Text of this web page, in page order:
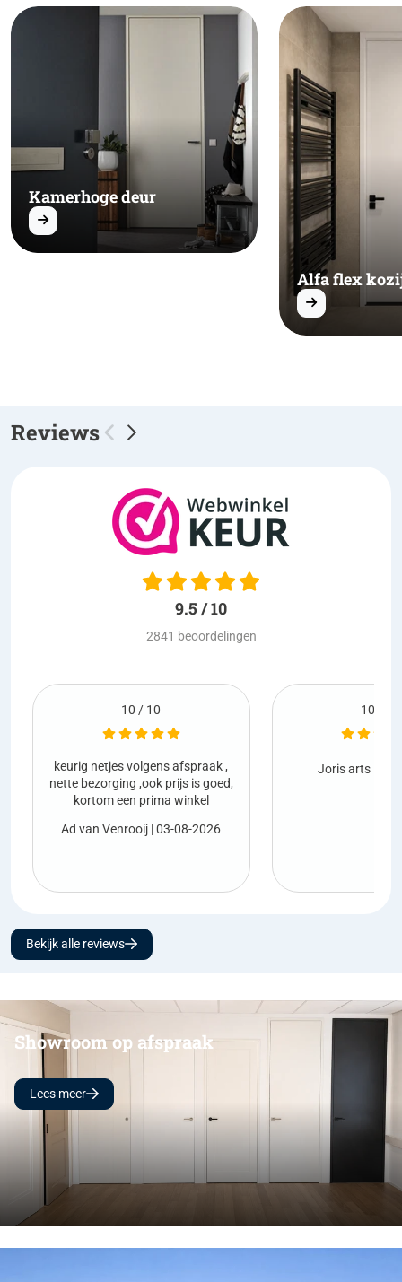
Kamerhoge deur
Alfa flex
Reviews
9.5 / 10
2841 beoordelingen
Joris arts| 01-08-2026 Netjes
Bekijk alle reviews
Showroom op afspraak
Lees meer